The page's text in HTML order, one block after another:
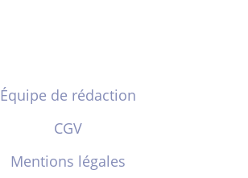
Équipe de rédaction
CGV
Mentions légales